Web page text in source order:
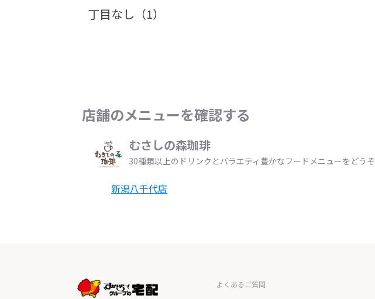
丁目なし（1）
店舗のメニューを確認する
むさしの森珈琲
30種類以上のドリンクとバラエティ豊かなフードメニューをどうぞ
新潟八千代店
よくあるご質問